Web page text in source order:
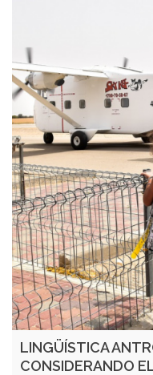
LINGÜÍSTICA
CONSIDERANDO